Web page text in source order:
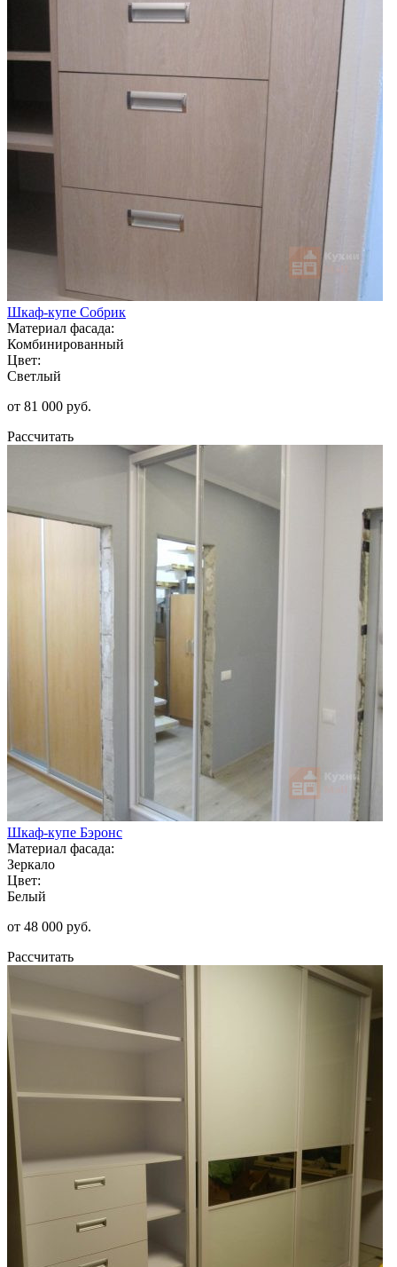
Шкаф-купе Собрик
Материал фасада:
Комбинированный
Цвет:
Светлый
от 81 000 руб.
Рассчитать
Шкаф-купе Бэронс
Материал фасада:
Зеркало
Цвет:
Белый
от 48 000 руб.
Рассчитать